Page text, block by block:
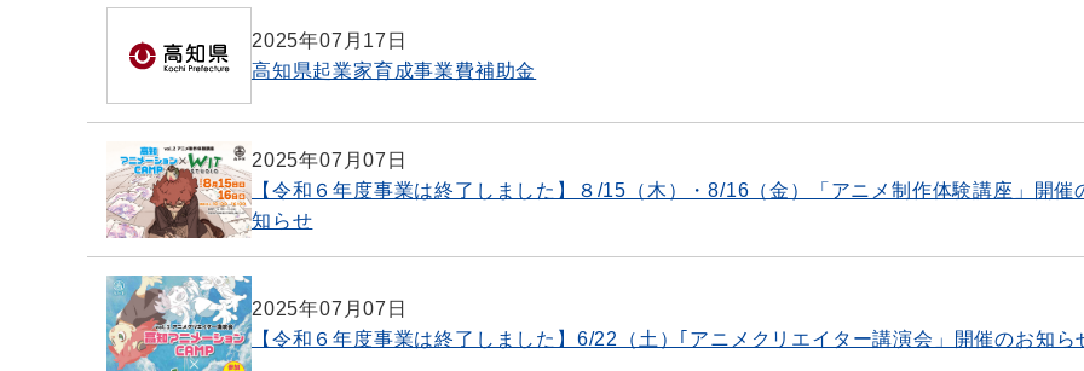
2025年07月17日
高知県起業家育成事業費補助金
2025年07月07日
【令和６年度事業は終了しました】８/15（木）・8/16（金）「アニメ制作体験講座」開催
知らせ
2025年07月07日
【令和６年度事業は終了しました】6/22（土）｢アニメクリエイター講演会」開催のお知ら